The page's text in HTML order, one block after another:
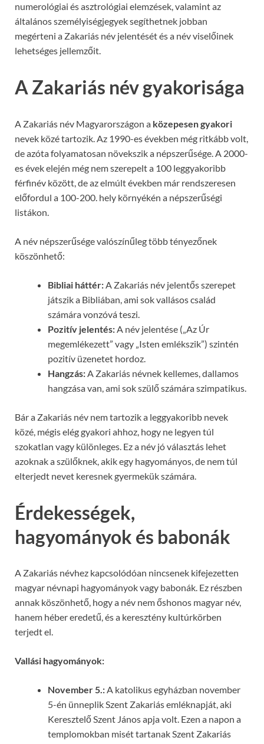
numerológiai és asztrológiai elemzések, valamint az
általános személyiségjegyek segíthetnek jobban
megérteni a Zakariás név jelentését és a név viselőinek
lehetséges jellemzőit.
A Zakariás név gyakorisága
A Zakariás név Magyarországon a közepesen gyakori
nevek közé tartozik. Az 1990-es években még ritkább volt,
de azóta folyamatosan növekszik a népszerűsége. A 2000-
es évek elején még nem szerepelt a 100 leggyakoribb
férfinév között, de az elmúlt években már rendszeresen
előfordul a 100-200. hely környékén a népszerűségi
listákon.
A név népszerűsége valószínűleg több tényezőnek
köszönhető:
Bibliai háttér: A Zakariás név jelentős szerepet
játszik a Bibliában, ami sok vallásos család
számára vonzóvá teszi.
Pozitív jelentés: A név jelentése („Az Úr
megemlékezett” vagy „Isten emlékszik”) szintén
pozitív üzenetet hordoz.
Hangzás: A Zakariás névnek kellemes, dallamos
hangzása van, ami sok szülő számára szimpatikus.
Bár a Zakariás név nem tartozik a leggyakoribb nevek
közé, mégis elég gyakori ahhoz, hogy ne legyen túl
szokatlan vagy különleges. Ez a név jó választás lehet
azoknak a szülőknek, akik egy hagyományos, de nem túl
elterjedt nevet keresnek gyermekük számára.
Érdekességek,
hagyományok és babonák
A Zakariás névhez kapcsolódóan nincsenek kifejezetten
magyar névnapi hagyományok vagy babonák. Ez részben
annak köszönhető, hogy a név nem őshonos magyar név,
hanem héber eredetű, és a keresztény kultúrkörben
terjedt el.
Vallási hagyományok:
November 5.:A katolikus egyházban november
5-én ünneplik Szent Zakariás emléknapját, aki
Keresztelő Szent János apja volt. Ezen a napon a
templomokban misét tartanak Szent Zakariás